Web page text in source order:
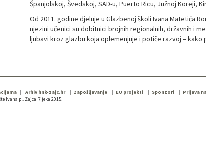
Španjolskoj, Švedskoj, SAD-u, Puerto Ricu, Južnoj Koreji,
Od 2011. godine djeluje u Glazbenoj školi Ivana Matetića
njezini učenici su dobitnici brojnih regionalnih, državnih i
ljubavi kroz glazbu koja oplemenjuje i potiče razvoj – kako
Arhiv hnk-zajc.hr Zapošljavanje EU projekti Sponzori
Prijava
Ivana pl. Zajca Rijeka 2015.